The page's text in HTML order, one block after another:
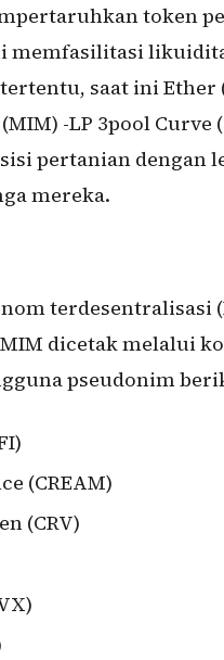
token
memfasilitasi
saat ini Ether
-LP 3pool Curve
pertanian dengan
mereka.
terdesentralisasi
dicetak melalui
pseudonim
(CREAM)
(CRV)